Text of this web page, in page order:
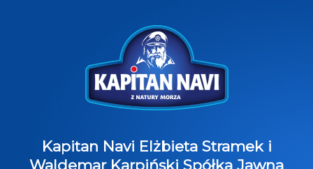
Kapitan Navi Elżbieta Stramek i
Waldemar Karpiński Spółka Jawna